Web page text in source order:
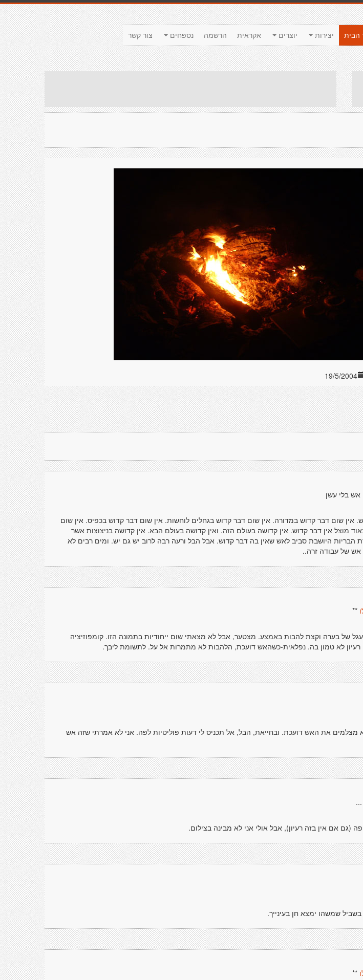
צור קשר נספחים הרשמה אקראית יוצרים יצירות
הבית
19/5/2004
אש בלי עשן
אין שום דבר קדוש במדורה. אין שום דבר קדוש בגחלים לוחשות. אין שום דבר קדוש בכפיס. אין שום
מוצל אין דבר קדוש. אין קדושה בעולם הזה. ואין קדושה בעולם הבא. אין קדושה בניצוצות אשר
הבריות היושבת סביב לאש שאין בה דבר קדוש. אבל הבל ורעה רבה לרוב יש גם יש. ומים רבים לא
של עבודה זרה..
**
של בערה וקצת להבות באמצע. מצטער, אבל לא מצאתי שום ייחודיות בתמונה הזו. קומפוזיציה
רעיון לא טמון בה. נפלאית-כשהאש דועכת, הלהבות לא מתמרות אל על. לתשומת ליבך.
מצלמים את האש דועכת. ובחייאת, הבל, אל תכניס לי דעות פוליטיות לפה. אני לא אמרתי שזה אש
...
(גם אם אין בזה רעיון), אבל אולי אני לא מבינה בצילום.
שמשהו ימצא חן בעינייך.
**